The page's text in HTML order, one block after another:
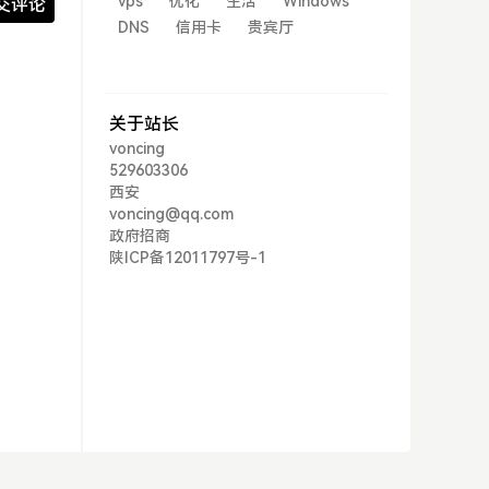
评论
DNS
信用卡 贵宾厅
关于站长
voncing
529603306
西安
voncing@qq.com
政府招商
陕ICP备12011797号-1